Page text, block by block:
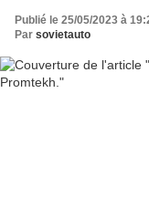
Publié le 25/05/2023 à
Par sovietauto